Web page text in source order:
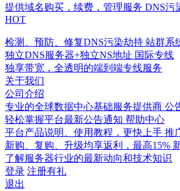
提供域名购买，续费，管理服务 DNS污
HOT
检测、预防、修复DNS污染劫持 站群系
独立DNS服务器+独立NS地址 国际专线
独享带宽，全透明的端到端专线服务
关于我们
公司介绍
专业的全球数据中心基础服务提供商 公
轻松掌握平台最新公告通知 帮助中心
平台产品说明、使用教程，更快上手 推
新购、复购、升级均享返利，最高15%
了解服务器行业的最新动向和技术知识
登录 注册有礼
退出